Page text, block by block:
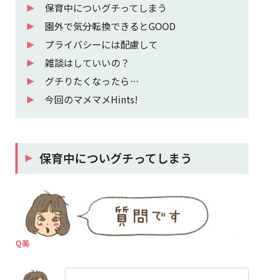
保育中についグチってしまう
園外で気分転換できるとGOOD
プライバシーには配慮して
雑談はしていいの？
グチりたくなったら…
今回のマメマメHints!
保育中についグチってしまう
Q美